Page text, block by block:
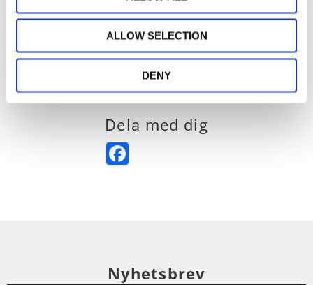
ALLOW SELECTION
DENY
sammetsgardiner så bör du använda dubbla rader
Dela med dig
Nyhetsbrev